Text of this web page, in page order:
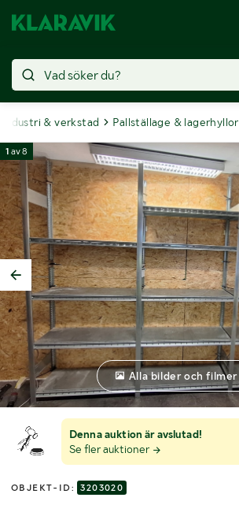
Industri & verkstad Pallställage & lagerhyllor
Denna auktion är avslutad!
Se fler auktioner
OBJEKT-ID: 3203020
1 av8
Alla bilder och filmer